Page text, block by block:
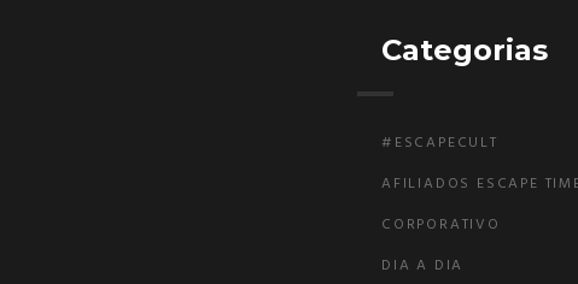
Categorias
#ESCAPECULT
AFILIADOS ESCAPE
CORPORATIVO
DIA A DIA